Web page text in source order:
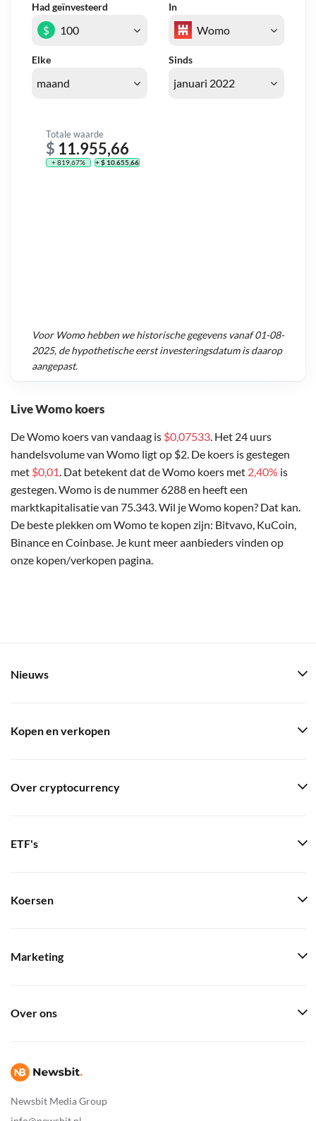
Live Womo koers
De Womo koers van vandaag is $0,07533. Het 24 uurs
handelsvolume van Womo ligt op $2. De koers is gestegen
met $0,01. Dat betekent dat de Womo koers met 2,40% is
gestegen. Womo is de nummer 6288 en heeft een
marktkapitalisatie van 75.343. Wil je Womo kopen? Dat kan.
De beste plekken om Womo te kopen zijn: Bitvavo, KuCoin,
Binance en Coinbase. Je kunt meer aanbieders vinden op
onze kopen/verkopen pagina.
Had geïnvesteerd In
Elke Sinds
$
Totale waarde
$ 11.955,66
+ 819,67% + $ 10.655,66
Voor Womohebben we historische gegevens vanaf01-08-
2025, de hypothetische eerst investeringsdatum is daarop
aangepast.
Newsbit Media Group
Nieuws
Kopen en verkopen
Over cryptocurrency
ETF's
Koersen
Marketing
Over ons